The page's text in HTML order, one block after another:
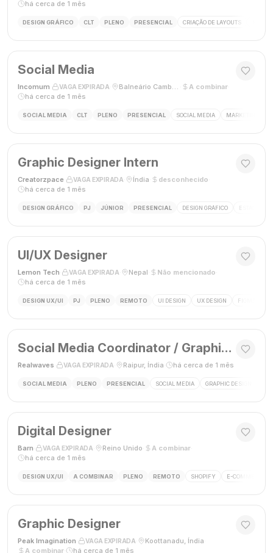
há cerca de 1 mês
DESIGN GRÁFICO CLT PLENO PRESENCIAL CRIAÇÃO DE LAYOUTS
Social Media
Incomum VAGA EXPIRADA Balneário Camboriú, SC A combinar·
há cerca de 1 mês
SOCIAL MEDIA CLT PLENO PRESENCIAL SOCIAL MEDIA MARKETING
Graphic Designer Intern
Creatorzpace VAGA EXPIRADA Índia desconhecido
há cerca de 1 mês
DESIGN GRÁFICO PJ JÚNIOR PRESENCIAL DESIGN GRÁFICO ESTÁGIO
UI/UX Designer
Lemon Tech VAGA EXPIRADA Nepal Não mencionado
há cerca de 1 mês
DESIGN UX/UI PJ PLENO REMOTO UI DESIGN UX DESIGN FIGMA
Social Media Coordinator / Graphic Designer
Realwaves VAGA EXPIRADA Raipur, Índia há cerca de 1 mês
SOCIAL MEDIA PLENO PRESENCIAL SOCIAL MEDIA GRAPHIC DESIGN
Digital Designer
Barn VAGA EXPIRADA Reino Unido A combinar·
há cerca de 1 mês
DESIGN UX/UI A COMBINAR PLENO REMOTO SHOPIFY E-COMMERCE
Graphic Designer
Peak Imagination VAGA EXPIRADA Koottanadu, Índia
A combinar
há cerca de 1 mês